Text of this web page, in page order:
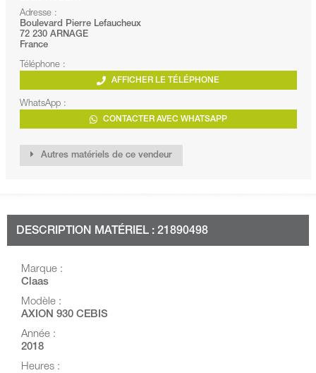
Adresse :
Boulevard Pierre Lefaucheux
72 230 ARNAGE
France
Téléphone :
AFFICHER LE TÉLÉPHONE
WhatsApp :
CONTACTER AVEC WHATSAPP
Autres matériels de ce vendeur
DESCRIPTION MATÉRIEL : 21890498
Marque :
Claas
Modèle :
AXION 930 CEBIS
Année :
2018
Heures :